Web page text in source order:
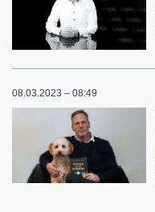
08.03.2023 – 08:49